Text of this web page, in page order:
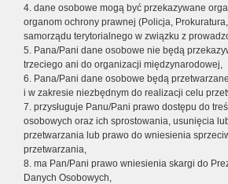
4. dane osobowe mogą być przekazywane
organom ochrony prawnej (Policja,
samorządu terytorialnego w związku z
5. Pana/Pani dane osobowe nie będą
trzeciego ani do organizacji międzynarodowej,
6. Pana/Pani dane osobowe będą
i w zakresie niezbędnym do realizacji celu
7. przysługuje Panu/Pani prawo dostępu do
osobowych oraz ich sprostowania, usunięcia
przetwarzania lub prawo do wniesienia
przetwarzania,
8. ma Pan/Pani prawo wniesienia skargi do
Danych Osobowych,